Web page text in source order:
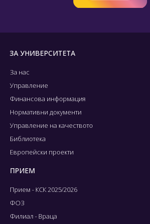
ЗА УНИВЕРСИТЕТА
За нас
Управление
Финансова информация
Нормативни документи
Управление на качеството
Библиотека
Европейски проекти
ПРИЕМ
Прием - КСК 2025/2026
ФОЗ
Филиал - Враца